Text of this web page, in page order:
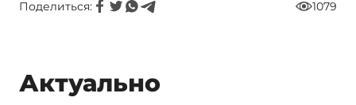
Поделиться: 1079
Актуально